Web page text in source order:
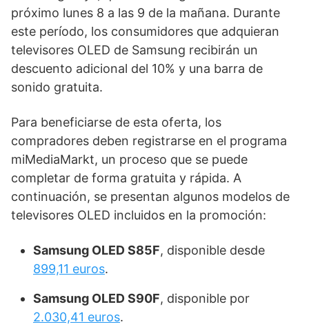
próximo lunes 8 a las 9 de la mañana. Durante
este período, los consumidores que adquieran
televisores OLED de Samsung recibirán un
descuento adicional del 10% y una barra de
sonido gratuita.
Para beneficiarse de esta oferta, los
compradores deben registrarse en el programa
miMediaMarkt, un proceso que se puede
completar de forma gratuita y rápida. A
continuación, se presentan algunos modelos de
televisores OLED incluidos en la promoción:
Samsung OLED S85F, disponible desde
899,11 euros.
Samsung OLED S90F, disponible por
2.030,41 euros.